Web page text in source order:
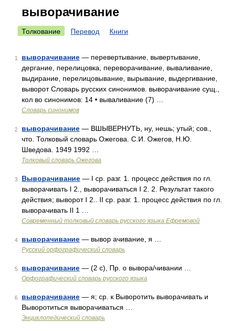
выворачивание
Толкование Перевод Книги
1 выворачивание — перевертывание, вывертывание,
дергание, перелицовка, переворачивание, вываливание,
выдирание, перелицовывание, вырывание, выдергивание,
выворот Словарь русских синонимов. выворачивание сущ.,
кол во синонимов: 14 • вываливание (7) …
Словарь синонимов
2 выворачивание — ВШЫВЕРНУТЬ, ну, нешь; утый; сов.,
что. Толковый словарь Ожегова. С.И. Ожегов, Н.Ю.
Шведова. 1949 1992 …
Толковый словарь Ожегова
3 Выворачивание — I ср. разг. 1. процесс действия по гл.
выворачивать I 2., выворачиваться I 2. 2. Результат такого
действия; выворот I 2.. II ср. разг. 1. процесс действия по гл.
выворачивать II 1 …
Современный толковый словарь русского языка Ефремовой
4 выворачивание — вывор ачивание, я …
Русский орфографический словарь
5 выворачивание — (2 с), Пр. о вывора/чивании …
Орфографический словарь русского языка
6 выворачивание — я; ср. к Выворотить выворачивать и
Выворотиться выворачиваться …
Энциклопедический словарь